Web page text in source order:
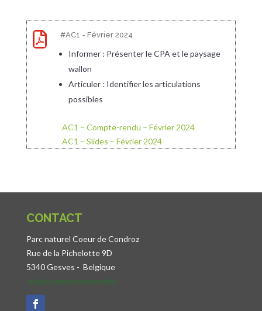
 #AC1 - Février 2024
Informer : Présenter le CPA et le paysage
wallon
Articuler : Identifier les articulations
possibles
AC1 – Compte-rendu – Février 2024
AC1 – Slides – Février 2024
CONTACT
Parc naturel Coeur de Condroz
Rue de la Pichelotte 9D
5340 Gesves - Belgique
cpa@coeurdecondroz.be